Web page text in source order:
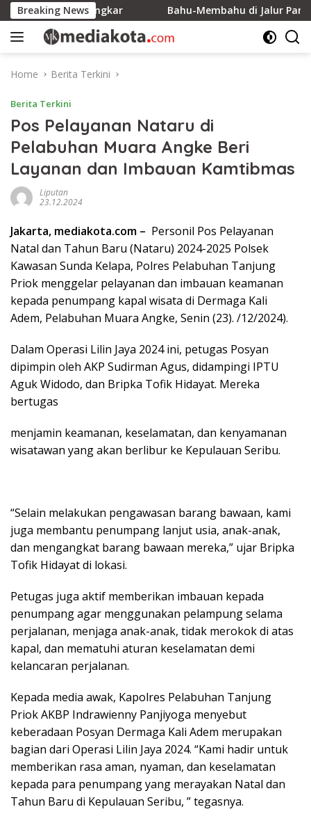
Skip
to
content
Breaking News
Ribu Ingkar Bahu-Membahu di Jalur Pantai, Energi
Home Berita Terkini
Berita Terkini
Pos Pelayanan Nataru di
Pelabuhan Muara Angke Beri
Layanan dan Imbauan Kamtibmas
Liputan
23.12.2024
Jakarta, mediakota.com – Personil Pos Pelayanan
Natal dan Tahun Baru (Nataru) 2024-2025 Polsek
Kawasan Sunda Kelapa, Polres Pelabuhan Tanjung
Priok menggelar pelayanan dan imbauan keamanan
kepada penumpang kapal wisata di Dermaga Kali
Adem, Pelabuhan Muara Angke, Senin (23). /12/2024).
Dalam Operasi Lilin Jaya 2024 ini, petugas Posyan
dipimpin oleh AKP Sudirman Agus, didampingi IPTU
Aguk Widodo, dan Bripka Tofik Hidayat. Mereka
bertugas
menjamin keamanan, keselamatan, dan kenyamanan
wisatawan yang akan berlibur ke Kepulauan Seribu.
“Selain melakukan pengawasan barang bawaan, kami
juga membantu penumpang lanjut usia, anak-anak,
dan mengangkat barang bawaan mereka,” ujar Bripka
Tofik Hidayat di lokasi.
Petugas juga aktif memberikan imbauan kepada
penumpang agar menggunakan pelampung selama
perjalanan, menjaga anak-anak, tidak merokok di atas
kapal, dan mematuhi aturan keselamatan demi
kelancaran perjalanan.
Kepada media awak, Kapolres Pelabuhan Tanjung
Priok AKBP Indrawienny Panjiyoga menyebut
keberadaan Posyan Dermaga Kali Adem merupakan
bagian dari Operasi Lilin Jaya 2024. “Kami hadir untuk
memberikan rasa aman, nyaman, dan keselamatan
kepada para penumpang yang merayakan Natal dan
Tahun Baru di Kepulauan Seribu, ” tegasnya.